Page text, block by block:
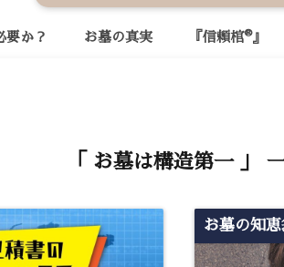
要か？ お墓の真実 『信頼棺®』
「 お墓は構造第一 」
お墓の知恵